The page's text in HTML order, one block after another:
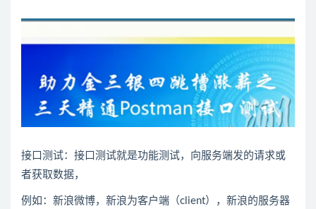
接口测试：接口测试就是功能测试，向服务端发的请求或
者获取数据，
例如：新浪微博，新浪为客户端（client），新浪的服务器